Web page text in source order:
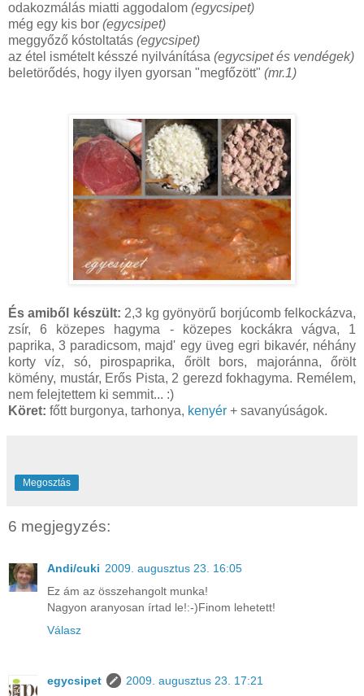
odakozmálás miatti aggodalom (egycsipet)
még egy kis bor (egycsipet)
meggyőző kóstoltatás (egycsipet)
az étel ismételt késszé nyilvánítása (egycsipet és vendégek)
beletörődés, hogy ilyen gyorsan "megfőzött" (mr.1)
És amiből készült: 2,3 kg gyönyörű borjúcomb felkockázva,
zsír, 6 közepes hagyma - közepes kockákra vágva, 1
paprika, 3 paradicsom, majd' egy üveg egri bikavér, néhány
korty víz, só, pirospaprika, őrölt bors, majoránna, őrölt
kömény, mustár, Erős Pista, 2 gerezd fokhagyma. Remélem,
nem felejtettem ki semmit... :)
Köret: főtt burgonya, tarhonya, kenyér + savanyúságok.
Megosztás
6 megjegyzés:
Andi/cuki 2009. augusztus 23. 16:05
Ez ám az összehangolt munka!
Nagyon aranyosan írtad le!:-)Finom lehetett!
Válasz
egycsipet
2009. augusztus 23. 17:21